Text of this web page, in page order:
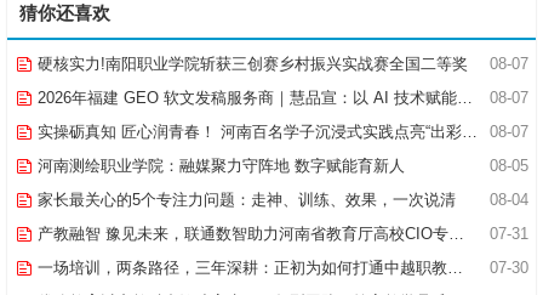
猜你还喜欢
08-07
硬核实力!南阳职业学院斩获三创赛乡村振兴实战赛全国二等奖
08-07
2026年福建 GEO 软文发稿服务商｜慧品宣：以 AI 技术赋能品牌全域传播
08-07
实操砺真知 匠心润青春！ 河南百名学子沉浸式实践点亮“出彩中原”实践路
08-05
河南测绘职业学院：融媒聚力守阵地 数字赋能育新人
08-04
家长最关心的5个专注力问题：走神、训练、效果，一次说清
07-31
产教融智 豫见未来，联通数智助力河南省教育厅高校CIO专题研究班共探AI赋能高等教育新路径
07-30
一场培训，两条路径，三年深耕：正初为如何打通中越职教合作的“最后一公里”